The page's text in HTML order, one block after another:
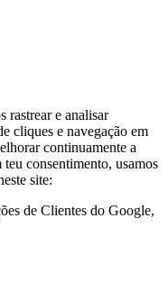
rastrear e analisar
cliques e navegação em
continuamente a
consentimento, usamos
site:
de Clientes do Google,